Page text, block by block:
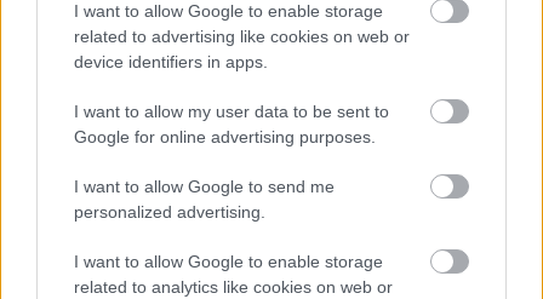
I want to allow Google to enable storage
related to advertising like cookies on web or
device identifiers in apps.
I want to allow my user data to be sent to
Google for online advertising purposes.
I want to allow Google to send me
personalized advertising.
I want to allow Google to enable storage
related to analytics like cookies on web or
Sokan nem is tudnak
módon nem verte
nagydobra, hogy ismét
jelentősen szűkítették a
kormányon kívüli erők
természetesen a TISZA Párt) közterületi megjelenési
lehetőségeit. Véletlenül éppen a 2025-ös, 2026-os